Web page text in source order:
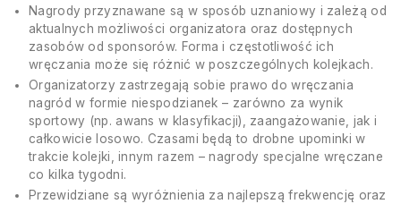
Nagrody przyznawane są w sposób uznaniowy i zależą od
aktualnych możliwości organizatora oraz dostępnych
zasobów od sponsorów. Forma i częstotliwość ich
wręczania może się różnić w poszczególnych kolejkach.
Organizatorzy zastrzegają sobie prawo do wręczania
nagród w formie niespodzianek – zarówno za wynik
sportowy (np. awans w klasyfikacji), zaangażowanie, jak i
całkowicie losowo. Czasami będą to drobne upominki w
trakcie kolejki, innym razem – nagrody specjalne wręczane
co kilka tygodni.
Przewidziane są wyróżnienia za najlepszą frekwencję oraz